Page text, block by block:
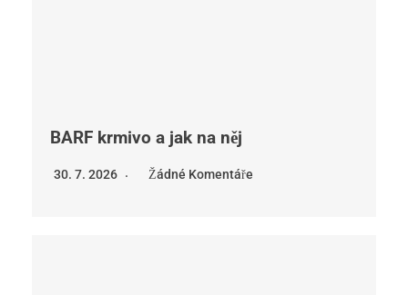
BARF krmivo a jak na něj
30. 7. 2026 Žádné Komentáře